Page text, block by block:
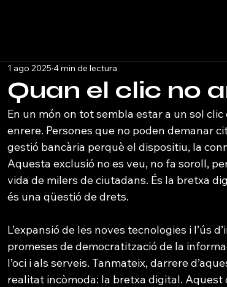
Quan el clic no
1 ago 2025 4 min de lectura
En un món on tot sembla estar a un sol
enrere. Persones que no poden demanar
gestió bancària perquè el dispositiu, la
Aquesta exclusió no es veu, no fa soroll,
vida de milers de ciutadans. És la bretxa
és una qüestió de drets.
L’expansió de les noves tecnologies i l’ús
promeses de democratització de la
l’oci i als serveis. Tanmateix, darrere
realitat incòmoda: la bretxa digital.